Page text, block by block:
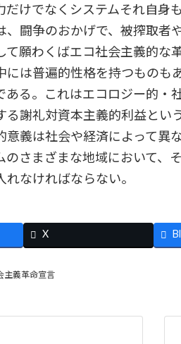
だけでなくシステムそれ自身
、闘争のおかげで、被搾取者
て願わくばエコ社会主義的な
は普遍的性格を持つものも
ある。これはエコロジー的・
謝礼対資本主義的利益とい
意義は社会や経済によって異
のさまざまな地域において、
なければならない。
X
主義革命宣言